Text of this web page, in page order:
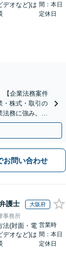
デオなど)は 間：本日
定休日
【企業法務案件
・株式・取引の
法務に強み。株
！
お問い合わせ
護士 大阪府
事務所
法(対面・電
デオなど)は
営業時
間：本日
定休日